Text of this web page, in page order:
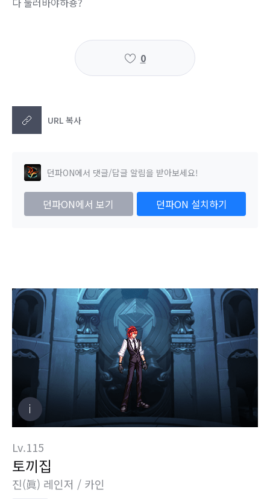
0
URL 복사
던파ON에서 댓글/답글 알림을 받아보세요!
던파ON에서 보기 던파ON 설치하기
Lv.115
토끼집
진(眞) 레인저 / 카인